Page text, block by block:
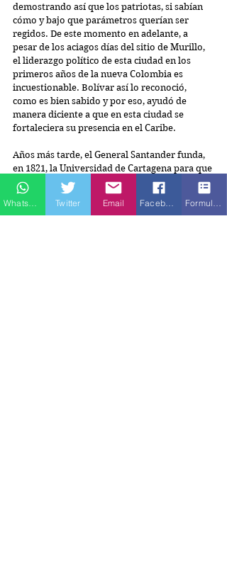
demostrando así que los patriotas, si sabían
cómo y bajo que parámetros querían ser
regidos. De este momento en adelante, a
pesar de los aciagos días del sitio de Murillo,
el liderazgo político de esta ciudad en los
primeros años de la nueva Colombia es
incuestionable. Bolívar así lo reconoció,
como es bien sabido y por eso, ayudó de
manera diciente a que en esta ciudad se
fortaleciera su presencia en el Caribe.
Años más tarde, el General Santander funda,
en 1821, la Universidad de Cartagena para que
los nuevos ciudadanos pudieran tener el
pensamiento crítico que les permitiera buscar
el bienestar de todos y no de unos pocos.
Twitter Email